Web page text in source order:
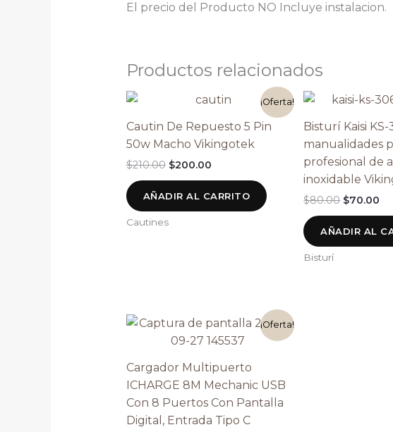
El precio del Producto NO Incluye instalacion.
Productos relacionados
¡Oferta!
Cautin De Repuesto 5 Pin
50w Macho Vikingotek
$210.00
original
era:
$210.00.
$200.00
El
actual
es:
$200.00.
AÑADIR AL CARRITO
Cautines
Bisturí Kaisi
manualidades
profesional de
inoxidable
$80.00
El
original
era:
$80.00.
$70.00
El
AÑADIR AL
Bisturí
¡Oferta!
Cargador Multipuerto
ICHARGE 8M Mechanic USB
Con 8 Puertos Con Pantalla
Digital, Entrada Tipo C
El
original
$510.00.
El
actual
$470.00.